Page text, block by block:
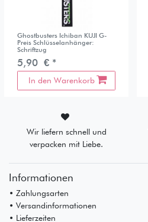
Ghostbusters Ichiban KUJI G-
Preis Schlüsselanhänger:
Schriftzug
5,90 € *
In den Warenkorb
Wir liefern schnell und
verpacken mit Liebe.
Informationen
• Zahlungsarten
• Versandinformationen
• Lieferzeiten